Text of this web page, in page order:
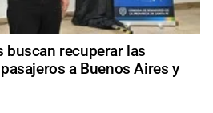
buscan recuperar las
a Buenos Aires y